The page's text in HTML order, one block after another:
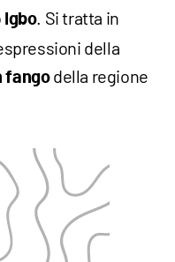
Igbo. Si tratta in
della
fangodella regione